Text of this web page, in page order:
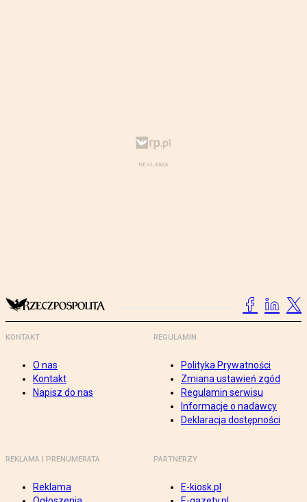
KONTAKT
O nas
Kontakt
Napisz do nas
REGULAMIN
Polityka Prywatności
Zmiana ustawień zgód
Regulamin serwisu
Informacje o nadawcy
Deklaracja dostępności
REKLAMA I PRENUMERATA
Reklama
PARTNERZY
E-kiosk.pl